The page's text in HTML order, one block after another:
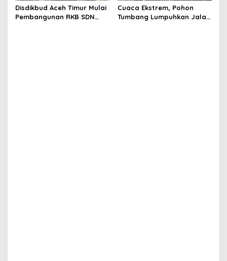
Disdikbud Aceh Timur Mulai
Pembangunan RKB SDN
Cuaca Ekstrem, Pohon
Tumbang Lumpuhkan Jalan